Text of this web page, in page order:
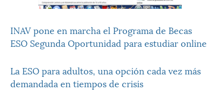
INAV pone en marcha el Programa de Becas
ESO Segunda Oportunidad para estudiar online
La ESO para adultos, una opción cada vez más
demandada en tiempos de crisis